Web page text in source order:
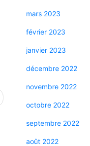
mars 2023
février 2023
janvier 2023
décembre 2022
novembre 2022
octobre 2022
septembre 2022
août 2022